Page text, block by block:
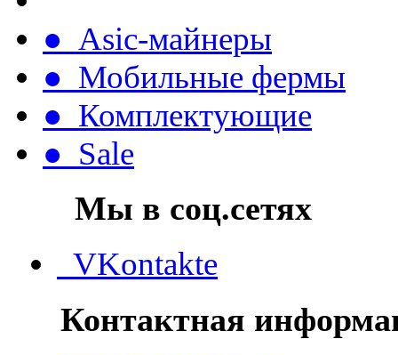
● Asic-майнеры
● Мобильные фермы
● Комплектующие
● Sale
Мы в соц.сетях
VKontakte
Контактная